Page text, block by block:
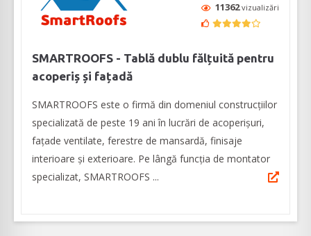
11362vizualizări
SMARTROOFS - Tablă dublu fălțuită pentru
acoperiș și fațadă
SMARTROOFS este o firmă din domeniul construcţiilor
specializată de peste 19 ani în lucrări de acoperişuri,
faţade ventilate, ferestre de mansardă, finisaje
interioare şi exterioare. Pe lângă funcția de montator
specializat, SMARTROOFS ...